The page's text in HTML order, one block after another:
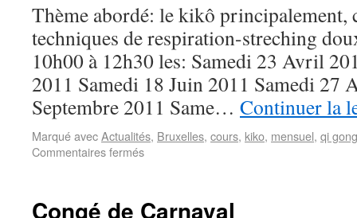
Thème abordé: le kikô principalement,
techniques de respiration-streching
10h00 à 12h30 les: Samedi 23 Avril
2011 Samedi 18 Juin 2011 Samedi 27
Septembre 2011 Same… Continuer la
Marqué avecActualités, Bruxelles, cours, kiko, mensuel, qi gong
Commentaires fermés
Congé de Carnaval